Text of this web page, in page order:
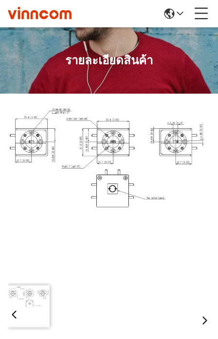
รายละเอียดสินค้า